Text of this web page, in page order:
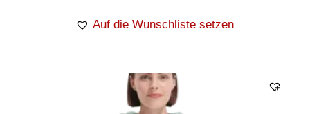
Auf die Wunschliste setzen